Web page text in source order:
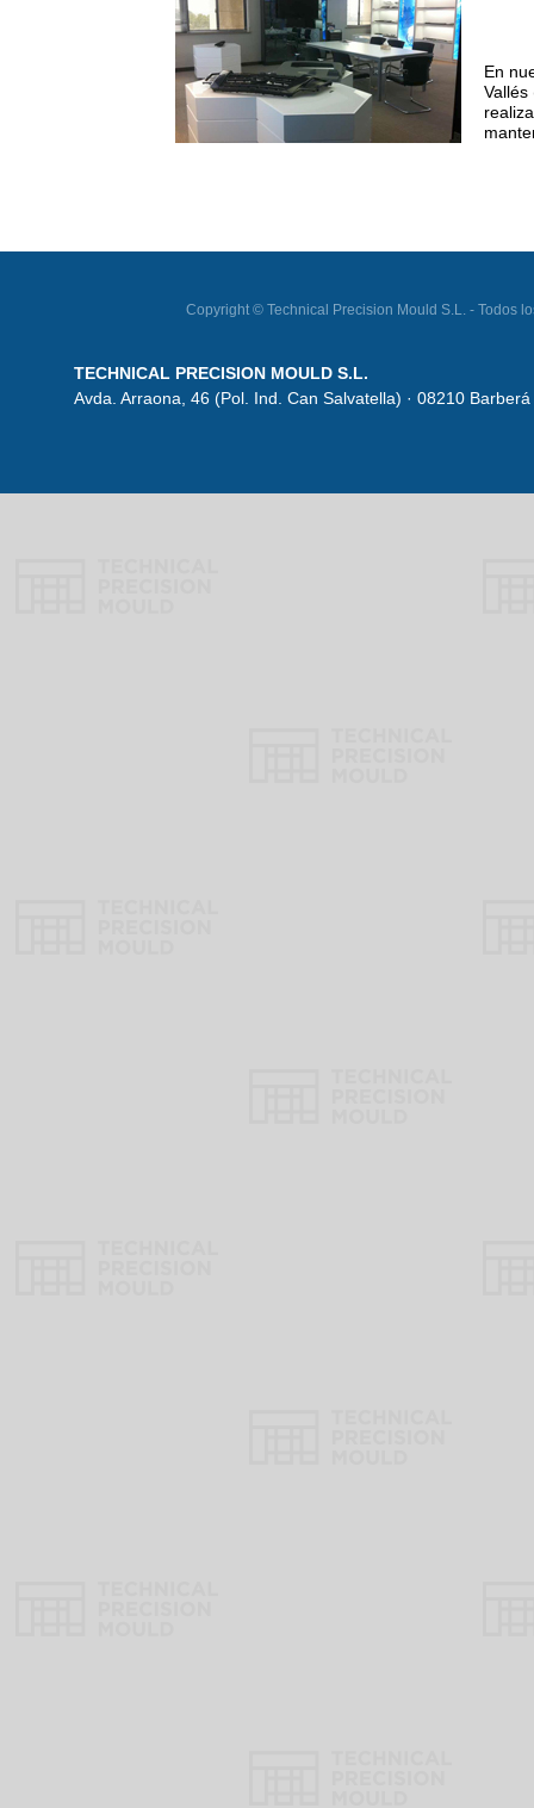
En
Vallés
Copyright © Technical Precision Mould S.L. -
TECHNICAL PRECISION MOULD S.L.
Avda. Arraona, 46 (Pol. Ind. Can Salvatella) · 08210